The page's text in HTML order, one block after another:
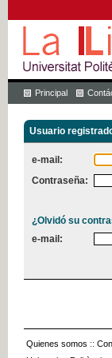
Principal
Usuario
e-mail:
Contraseña:
¿Olvidó su
e-mail:
Quienes somos ::